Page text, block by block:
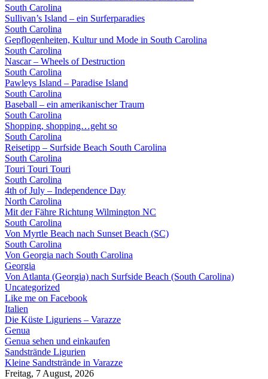
South Carolina
Sullivan’s Island – ein Surferparadies
South Carolina
Gepflogenheiten, Kultur und Mode in South Carolina
South Carolina
Nascar – Wheels of Destruction
South Carolina
Pawleys Island – Paradise Island
South Carolina
Baseball – ein amerikanischer Traum
South Carolina
Shopping, shopping…geht so
South Carolina
Reisetipp – Surfside Beach South Carolina
South Carolina
Touri Touri Touri
South Carolina
4th of July – Independence Day
North Carolina
Mit der Fähre Richtung Wilmington NC
South Carolina
Von Myrtle Beach nach Sunset Beach (SC)
South Carolina
Von Georgia nach South Carolina
Georgia
Von Atlanta (Georgia) nach Surfside Beach (South Carolina)
Uncategorized
Like me on Facebook
Italien
Die Küste Liguriens – Varazze
Genua
Genua sehen und einkaufen
Sandstrände Ligurien
Kleine Sandtstrände in Varazze
Freitag, 7 August, 2026